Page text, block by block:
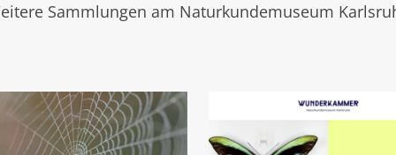
Sammlungen am Naturkundemuseum